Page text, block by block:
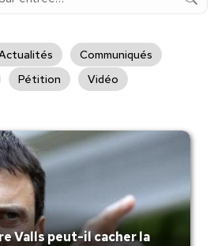
Communiqués
Pétition Vidéo
Valls peut-il cacher la